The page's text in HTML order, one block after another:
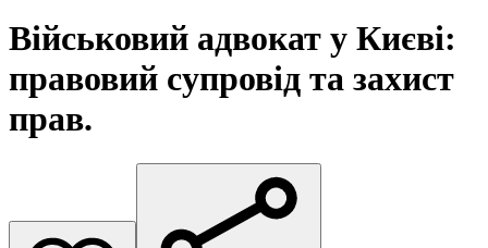
Військовий адвокат у Києві:
правовий супровід та захист
прав.